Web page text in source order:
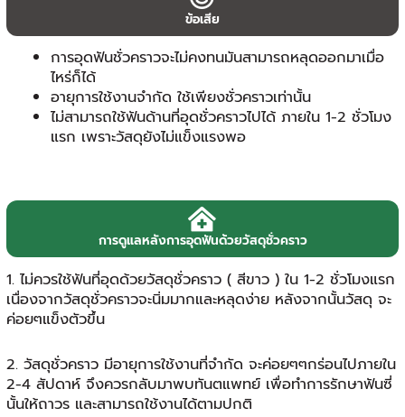
ข้อเสีย
การอุดฟันชั่วคราวจะไม่คงทนมันสามารถหลุดออกมาเมื่อ
ไหร่ก็ได้
อายุการใช้งานจำกัด ใช้เพียงชั่วคราวเท่านั้น
ไม่สามารถใช้ฟันด้านที่อุดชั่วคราวไปได้ ภายใน 1-2 ชั่วโมง
แรก เพราะวัสดุยังไม่แข็งแรงพอ
การดูแลหลังการอุดฟันด้วยวัสดุชั่วคราว
1. ไม่ควรใช้ฟันที่อุดด้วยวัสดุชั่วคราว ( สีขาว ) ใน 1-2 ชั่วโมงแรก
เนื่องจากวัสดุชั่วคราวจะนิ่มมากและหลุดง่าย หลังจากนั้นวัสดุ จะ
ค่อยๆแข็งตัวขึ้น
2. วัสดุชั่วคราว มีอายุการใช้งานที่จำกัด จะค่อยๆๆกร่อนไปภายใน
2-4 สัปดาห์ จึงควรกลับมาพบทันตแพทย์ เพื่อทำการรักษาฟันซี่
นั้นให้ถาวร และสามารถใช้งานได้ตามปกติ